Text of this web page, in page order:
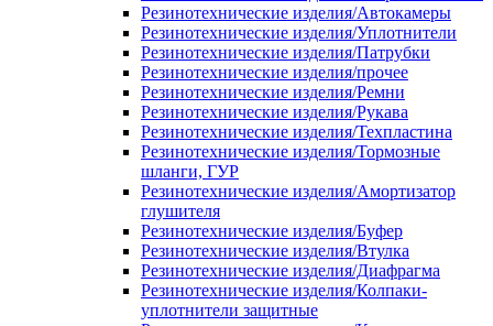
Резинотехнические изделия/Автокамеры
Резинотехнические изделия/Уплотнители
Резинотехнические изделия/Патрубки
Резинотехнические изделия/прочее
Резинотехнические изделия/Ремни
Резинотехнические изделия/Рукава
Резинотехнические изделия/Техпластина
Резинотехнические изделия/Тормозные
шланги, ГУР
Резинотехнические изделия/Амортизатор
глушителя
Резинотехнические изделия/Буфер
Резинотехнические изделия/Втулка
Резинотехнические изделия/Диафрагма
Резинотехнические изделия/Колпаки-
уплотнители защитные